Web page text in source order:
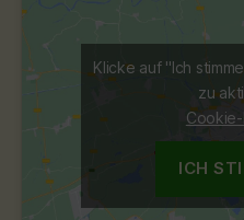
Klicke auf "Ich
zu
ICH